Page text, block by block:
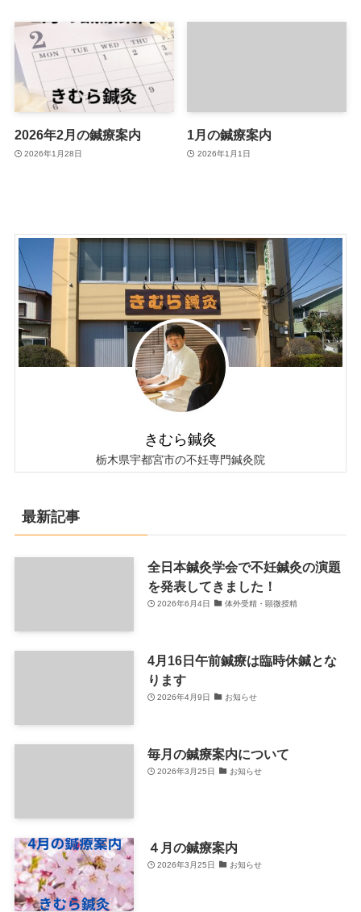
2026年2月の鍼療案内
2026年1月28日
1月の鍼療案内
2026年1月1日
きむら鍼灸
栃木県宇都宮市の不妊専門鍼灸院
最新記事
全日本鍼灸学会で不妊鍼灸の演題
を発表してきました！
2026年6月4日 体外受精・顕微授精
4月16日午前鍼療は臨時休鍼とな
ります
2026年4月9日 お知らせ
毎月の鍼療案内について
2026年3月25日 お知らせ
４月の鍼療案内
2026年3月25日 お知らせ